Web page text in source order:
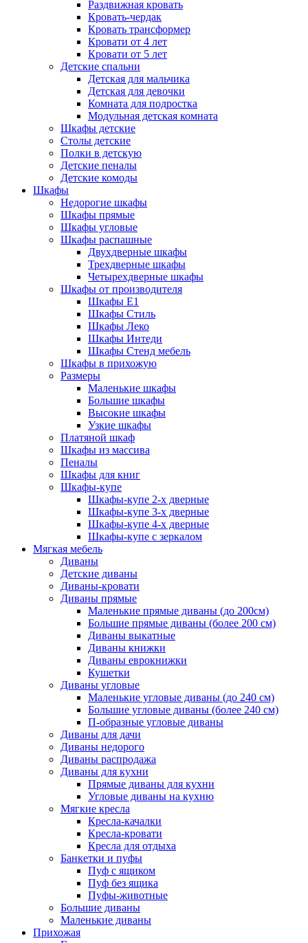
Раздвижная кровать
Кровать-чердак
Кровать трансформер
Кровати от 4 лет
Кровати от 5 лет
Детские спальни
Детская для мальчика
Детская для девочки
Комната для подростка
Модульная детская комната
Шкафы детские
Столы детские
Полки в детскую
Детские пеналы
Детские комоды
Шкафы
Недорогие шкафы
Шкафы прямые
Шкафы угловые
Шкафы распашные
Двухдверные шкафы
Трехдверные шкафы
Четырехдверные шкафы
Шкафы от производителя
Шкафы E1
Шкафы Стиль
Шкафы Леко
Шкафы Интеди
Шкафы Стенд мебель
Шкафы в прихожую
Размеры
Маленькие шкафы
Большие шкафы
Высокие шкафы
Узкие шкафы
Платяной шкаф
Шкафы из массива
Пеналы
Шкафы для книг
Шкафы-купе
Шкафы-купе 2-х дверные
Шкафы-купе 3-х дверные
Шкафы-купе 4-х дверные
Шкафы-купе с зеркалом
Мягкая мебель
Диваны
Детские диваны
Диваны-кровати
Диваны прямые
Маленькие прямые диваны (до 200см)
Большие прямые диваны (более 200 см)
Диваны выкатные
Диваны книжки
Диваны еврокнижки
Кушетки
Диваны угловые
Маленькие угловые диваны (до 240 см)
Большие угловые диваны (более 240 см)
П-образные угловые диваны
Диваны для дачи
Диваны недорого
Диваны распродажа
Диваны для кухни
Прямые диваны для кухни
Угловые диваны на кухню
Мягкие кресла
Кресла-качалки
Кресла-кровати
Кресла для отдыха
Банкетки и пуфы
Пуф с ящиком
Пуф без ящика
Пуфы-животные
Большие диваны
Маленькие диваны
Прихожая